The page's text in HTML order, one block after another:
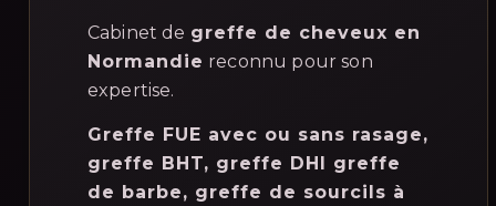
Cabinet de greffe de cheveux en
Normandie reconnu pour son
expertise.
Greffe FUE avec ou sans rasage,
greffe BHT, greffe DHI greffe
de barbe, greffe de sourcils à